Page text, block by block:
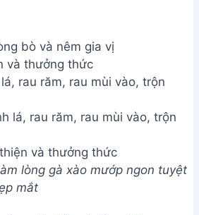
bò và nêm gia vị
và thưởng thức
rau răm, rau mùi vào, trộn
và thưởng thức
lòng gà xào mướp ngon tuyệt
mắt